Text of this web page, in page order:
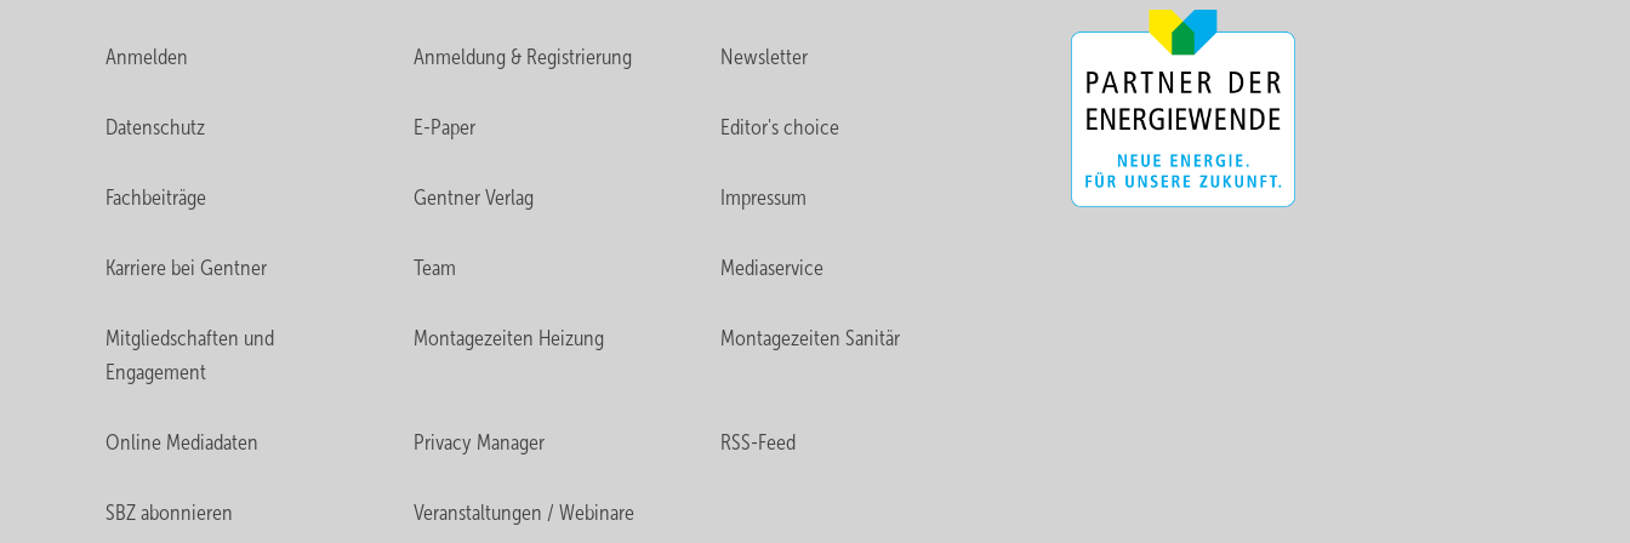
Anmelden Anmeldung & Registrierung Newsletter
Datenschutz E-Paper Editor's choice
Fachbeiträge Gentner Verlag Impressum
Karriere bei Gentner Team Mediaservice
Mitgliedschaften und
Engagement
Montagezeiten Heizung Montagezeiten Sanitär
Online Mediadaten Privacy Manager RSS-Feed
SBZ abonnieren Veranstaltungen / Webinare